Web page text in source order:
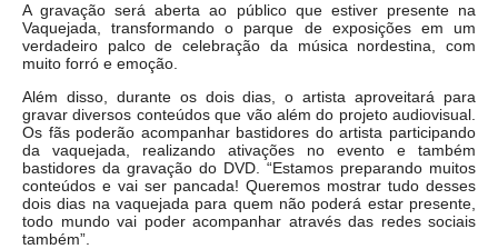
A gravação será aberta ao público que estiver presente na
Vaquejada, transformando o parque de exposições em um
verdadeiro palco de celebração da música nordestina, com
muito forró e emoção.
Além disso, durante os dois dias, o artista aproveitará para
gravar diversos conteúdos que vão além do projeto audiovisual.
Os fãs poderão acompanhar bastidores do artista participando
da vaquejada, realizando ativações no evento e também
bastidores da gravação do DVD. “Estamos preparando muitos
conteúdos e vai ser pancada! Queremos mostrar tudo desses
dois dias na vaquejada para quem não poderá estar presente,
todo mundo vai poder acompanhar através das redes sociais
também”.